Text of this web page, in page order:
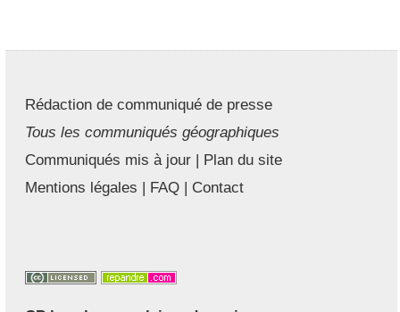
Rédaction de communiqué de presse
Tous les communiqués géographiques
Communiqués mis à jour | Plan du site
Mentions légales | FAQ | Contact